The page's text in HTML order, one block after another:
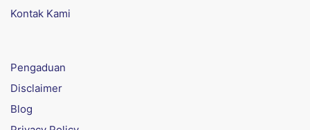
Kontak Kami
Pengaduan
Disclaimer
Blog